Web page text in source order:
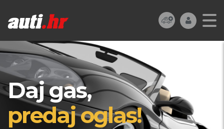
Daj gas,
predaj oglas!